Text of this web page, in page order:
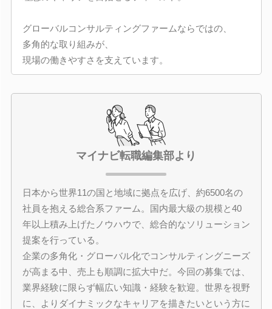
グローバルコンサルティングファームならではの、
多角的な取り組みが、
現場の働きやすさを支えています。
マイナビ転職編集部より
日本から世界11の国と地域に拠点を広げ、約6500名の
社員を抱える総合系ファーム。国内最大級の規模と40
年以上積み上げたノウハウで、総合的なソリューション
提案を行っている。
企業の多角化・グローバル化でコンサルティングニーズ
が高まる中、売上も順調に拡大中だ。今回の募集では、
業界経験に限らず幅広い知識・経験を歓迎。世界を視野
に、よりダイナミックなキャリアを描きたいという方に